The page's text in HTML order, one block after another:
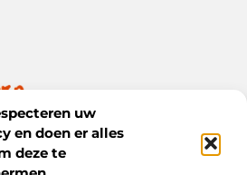
uw
en doen er alles
deze te
leven met inspiratie en verhalen.
creatieve ideeën en waardevolle
op Bnontwerp.nl.